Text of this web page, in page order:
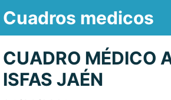
Saltar
contenido
Cuadros medicos
CUADRO MÉDICO
ISFAS JAÉN